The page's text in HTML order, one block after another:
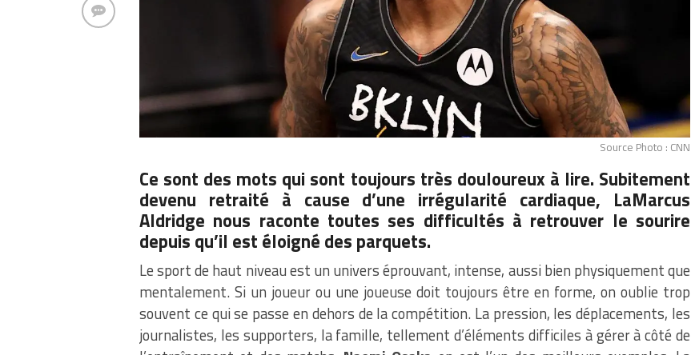
Source Photo : CNN
Ce sont des mots qui sont toujours très douloureux à lire. Subitement
devenu retraité à cause d’une irrégularité cardiaque, LaMarcus
Aldridge nous raconte toutes ses difficultés à retrouver le sourire
depuis qu’il est éloigné des parquets.
Le sport de haut niveau est un univers éprouvant, intense, aussi bien physiquement que
mentalement. Si un joueur ou une joueuse doit toujours être en forme, on oublie trop
souvent ce qui se passe en dehors de la compétition. La pression, les déplacements, les
journalistes, les supporters, la famille, tellement d’éléments difficiles à gérer à côté de